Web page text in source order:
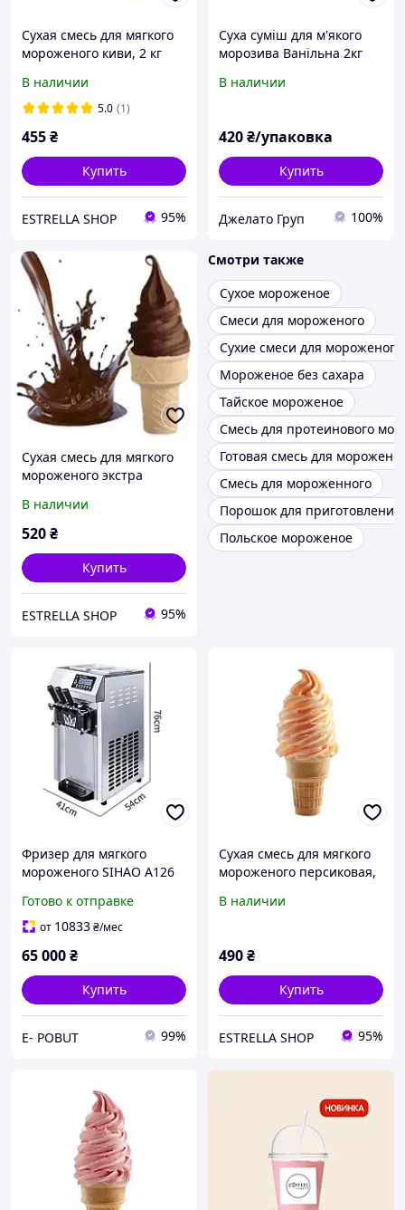
Сухая смесь для мягкого
мороженого киви, 2 кг
В наличии
5.0 (1)
455₴
Купить
ESTRELLA SHOP 95%
Суха суміш для м'якого
морозива Ванільна 2кг
В наличии
420₴/упаковка
Купить
Джелато Груп 100%
Сухая смесь для мягкого
мороженого экстра
В наличии
520₴
Купить
ESTRELLA SHOP 95%
Смотри также
Сухое мороженое
Смеси для мороженого
Сухие смеси для мороженого
Мороженое без сахара
Тайское мороженое
Смесь для протеинового
Готовая смесь для
Смесь для мороженного
Порошок для
Польское мороженое
Фризер для мягкого
мороженого SIHAO A126
Pre-cooling и ночное
хранение смеси
Готово к отправке
от 10833₴/мес
65 000₴
Купить
E- POBUT 99%
Сухая смесь для мягкого
мороженого персиковая,
В наличии
490₴
Купить
ESTRELLA SHOP 95%